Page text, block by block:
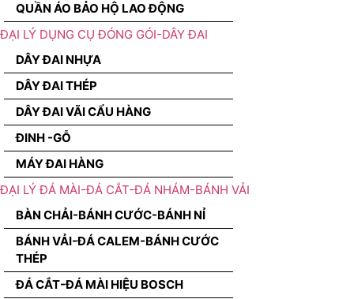
QUẦN ÁO BẢO HỘ LAO ĐỘNG
ĐẠI LÝ DỤNG CỤ ĐÓNG GÓI-DÂY ĐAI
DÂY ĐAI NHỰA
DÂY ĐAI THÉP
DÂY ĐAI VÃI CẨU HÀNG
ĐINH -GỖ
MÁY ĐAI HÀNG
ĐẠI LÝ ĐÁ MÀI-ĐÁ CẮT-ĐÁ NHÁM-BÁNH VẢI
BÀN CHẢI-BÁNH CƯỚC-BÁNH NỈ
BÁNH VẢI-ĐÁ CALEM-BÁNH CƯỚC
THÉP
ĐÁ CẮT-ĐÁ MÀI HIỆU BOSCH